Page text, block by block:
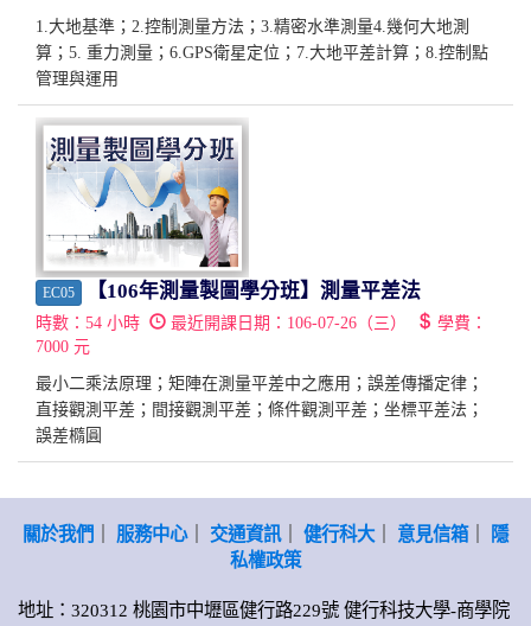
1.大地基準；2.控制測量方法；3.精密水準測量4.幾何大地測
算；5. 重力測量；6.GPS衛星定位；7.大地平差計算；8.控制點
管理與運用
EC05 【106年測量製圖學分班】測量平差法
時數： 54 小時 最近開課日期： 106-07-26（三）
學費：
7000 元
最小二乘法原理；矩陣在測量平差中之應用；誤差傳播定律；
直接觀測平差；間接觀測平差；條件觀測平差；坐標平差法；
誤差橢圓
關於我們 服務中心｜ 交通資訊｜ 健行科大｜ 意見信箱｜
隱
私權政策
地址：320312 桃園市中壢區健行路229號 健行科技大學-商學院